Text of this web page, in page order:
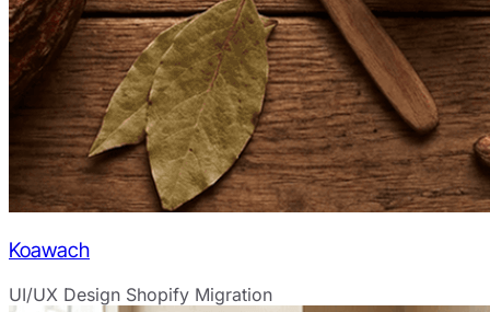
Koawach
UI/UX Design Shopify Migration